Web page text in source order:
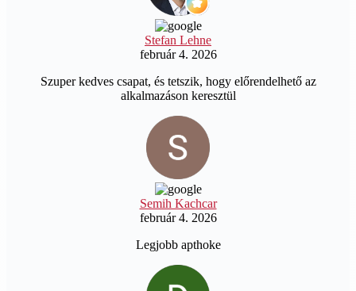
Stefan Lehne
február 4. 2026
Szuper kedves csapat, és tetszik, hogy előrendelhető az
alkalmazáson keresztül
Semih Kachcar
február 4. 2026
Legjobb apthoke